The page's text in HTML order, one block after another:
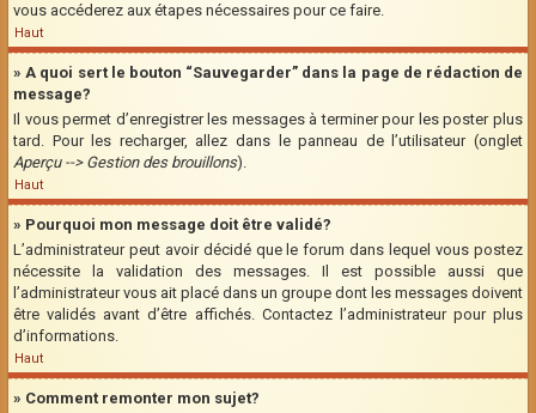
vous accéderez aux étapes nécessaires pour ce faire.
Haut
» A quoi sert le bouton “Sauvegarder” dans la page de rédaction de
message?
Il vous permet d’enregistrer les messages à terminer pour les poster plus
tard. Pour les recharger, allez dans le panneau de l’utilisateur (onglet
Aperçu --> Gestion des brouillons).
Haut
» Pourquoi mon message doit être validé?
L’administrateur peut avoir décidé que le forum dans lequel vous postez
nécessite la validation des messages. Il est possible aussi que
l’administrateur vous ait placé dans un groupe dont les messages doivent
être validés avant d’être affichés. Contactez l’administrateur pour plus
d’informations.
Haut
» Comment remonter mon sujet?